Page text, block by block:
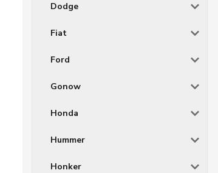
Dodge
Fiat
Ford
Gonow
Honda
Hummer
Honker